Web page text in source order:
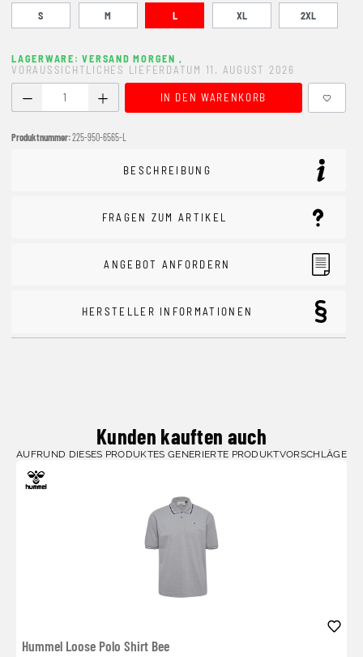
S M L XL 2XL
LAGERWARE: VERSAND MORGEN
VORAUSSICHTLICHES LIEFERDATUM 11. AUGUST 2026
Produkt Anzahl: Gib den gewünschten Wert ein oder
IN DEN WARENKORB
Produktnummer:225-950-6565-L
BESCHREIBUNG
FRAGEN ZUM ARTIKEL
ANGEBOT ANFORDERN
HERSTELLER INFORMATIONEN
Kunden kauften auch
AUFRUND DIESES PRODUKTES GENERIERTE PRODUKTVORSCHLÄGE
Hummel Loose Polo Shirt Bee